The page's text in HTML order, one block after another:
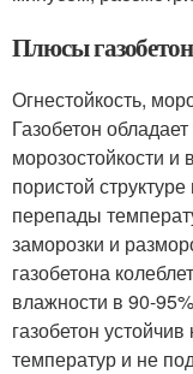
Плюсы
Огнестойкость,
Газобетон
морозостойкости и
пористой
перепады
заморозки и
газобетона
влажности в 90-
газобетон
температур и не